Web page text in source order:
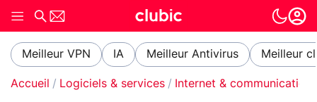
Meilleur VPN IA Meilleur Antivirus Meilleur
Accueil Logiciels & services Internet & communication